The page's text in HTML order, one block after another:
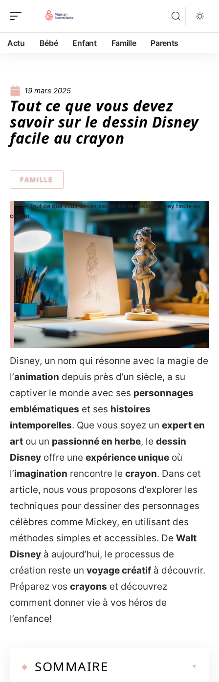
Actu Bébé Enfant Famille Parents
19 mars 2025
Tout ce que vous devez
savoir sur le dessin Disney
facile au crayon
FAMILLE
Tout ce que vous devez savoir sur le dessin Disney facile au
crayon
Disney, un nom qui résonne avec la magie de
l’animation depuis près d’un siècle, a su
captiver le monde avec ses personnages
emblématiques et ses histoires
intemporelles. Que vous soyez un expert en
art ou un passionné en herbe, le dessin
Disney offre une expérience unique où
l’imagination rencontre le crayon. Dans cet
article, nous vous proposons d’explorer les
techniques pour dessiner des personnages
célèbres comme Mickey, en utilisant des
méthodes simples et accessibles. De Walt
Disney à aujourd’hui, le processus de
création reste un voyage créatif à découvrir.
Préparez vos crayons et découvrez
comment donner vie à vos héros de
l’enfance!
SOMMAIRE